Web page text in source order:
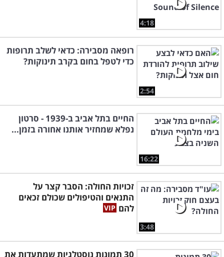
4:18
2:54
רופאה מסבירה: כדאי לשלב תרופות
כדי לטפל בחום בקרב תינוקות?
16:22
החיים בתל אביב ב-1939 - סרטון
נפלא שמחזיר אותנו אחורה בזמן...
3:48
זכויות החולה: הסבר קצר על
התנאים והטיפולים שכולם זכאים
להם
30 תמונות נוסטלגיות שמתעדות את